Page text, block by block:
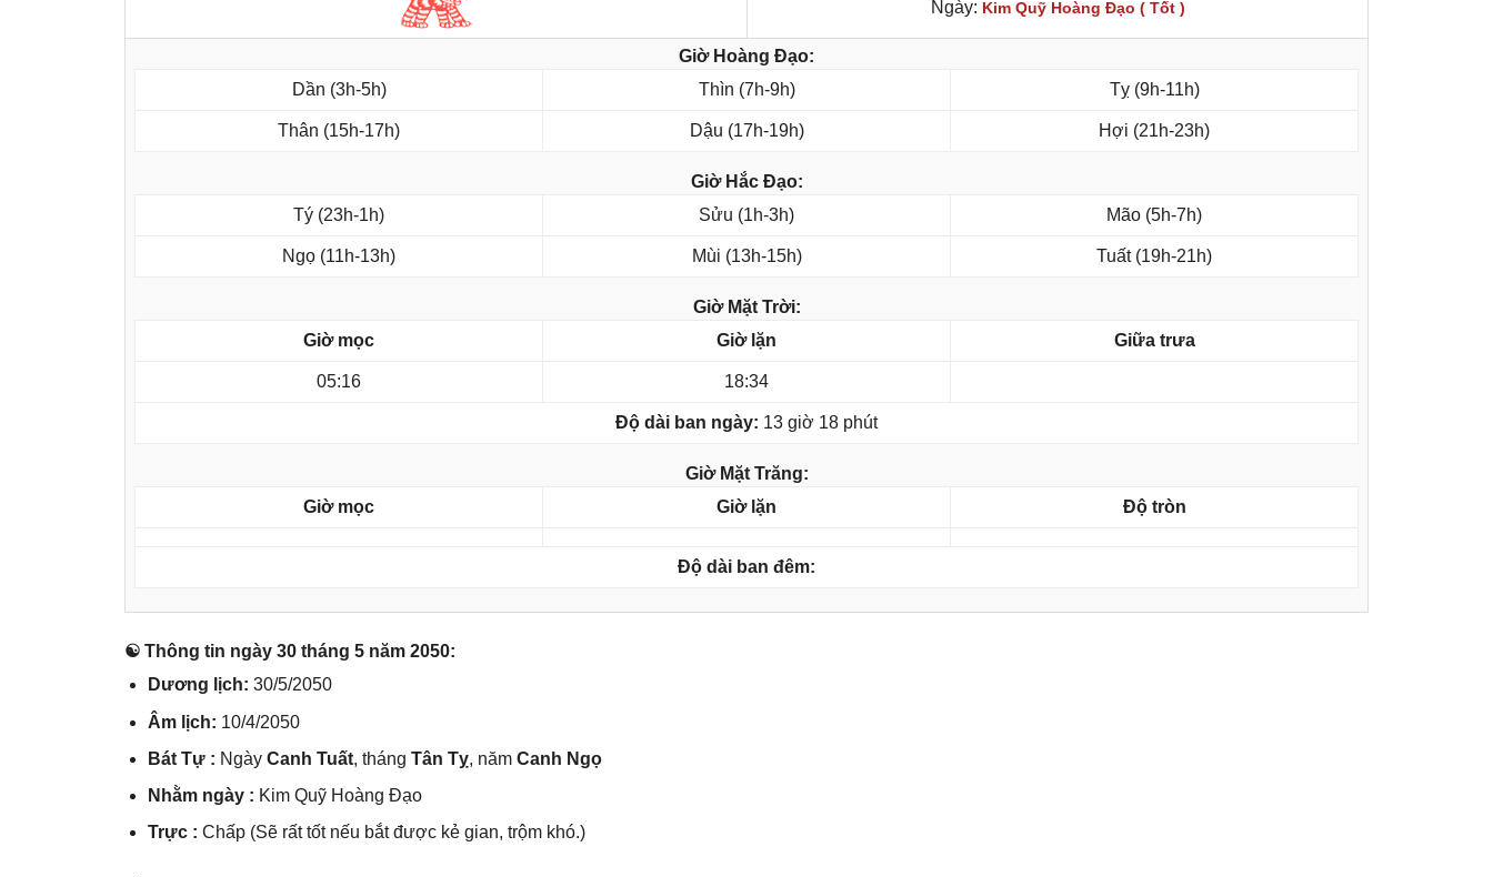
Ngày: Kim Quỹ Hoàng Đạo ( Tốt )
Giờ Hoàng Đạo:
Dần (3h-5h)
Thìn (7h-9h) Tỵ (9h-11h)
Thân (15h-17h) Dậu (17h-19h) Hợi (21h-23h)
Giờ Hắc Đạo:
Tý (23h-1h)
Sửu (1h-3h) Mão (5h-7h)
Ngọ (11h-13h) Mùi (13h-15h) Tuất (19h-21h)
Giờ Mặt Trời:
Giờ mọc
Giờ lặn Giữa trưa
05:16 18:34
Độ dài ban ngày: 13 giờ 18 phút
Giờ Mặt Trăng:
Giờ mọc
Giờ lặn Độ tròn
Độ dài ban đêm:
☯ Thônɡ tin ngày 30 thánɡ 5 năm 2050:
Dươnɡ lịch: 30/5/2050
Âm lịch: 10/4/2050
Bát Tự : Ngày Canh Tuất, thánɡ Tân Tỵ, năm Canh Ngọ
Nhằm ngày : Kim Quỹ Hoànɡ Đạo
Trực : Chấp (Sẽ rất tốt nếu bắt được kẻ ɡian, trộm khó.)